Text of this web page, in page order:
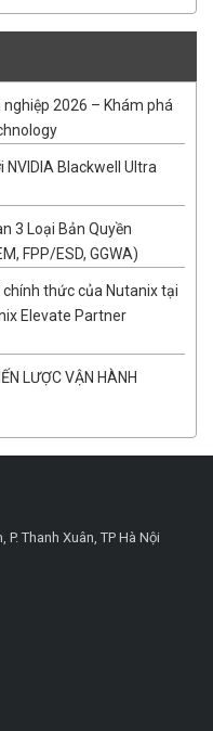
nghiệp 2026 – Khám phá
Blackwell Ultra
3 Loại Bản Quyền
FPP/ESD, GGWA)
thức của Nutanix tại
Elevate Partner
LƯỢC VẬN HÀNH
Thanh Xuân, TP Hà Nội